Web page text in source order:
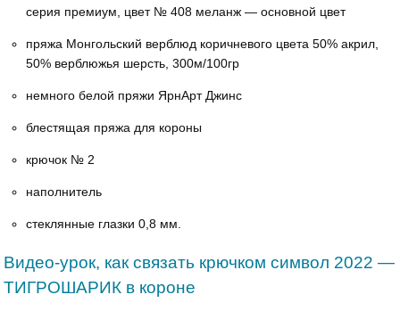
серия премиум, цвет № 408 меланж — основной цвет
пряжа Монгольский верблюд коричневого цвета 50% акрил,
50% верблюжья шерсть, 300м/100гр
немного белой пряжи ЯрнАрт Джинс
блестящая пряжа для короны
крючок № 2
наполнитель
стеклянные глазки 0,8 мм.
Видео-урок, как связать крючком символ 2022 —
ТИГРОШАРИК в короне